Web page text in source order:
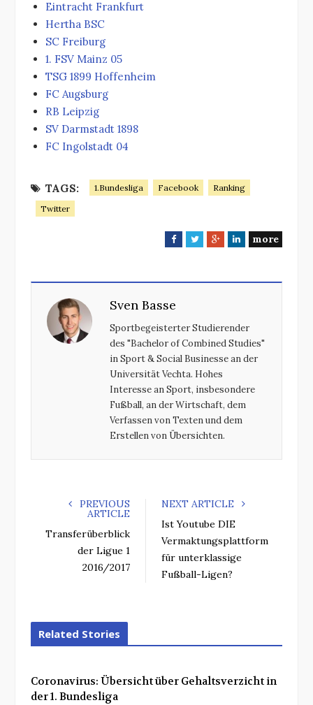
Eintracht Frankfurt
Hertha BSC
SC Freiburg
1. FSV Mainz 05
TSG 1899 Hoffenheim
FC Augsburg
RB Leipzig
SV Darmstadt 1898
FC Ingolstadt 04
TAGS: 1.Bundesliga Facebook
Ranking
Twitter
F
T
G
L
more
Sven Basse
Sportbegeisterter Studierender
des "Bachelor of Combined Studies"
in Sport & Social Businesse an der
Universität Vechta. Hohes
Interesse an Sport, insbesondere
Fußball, an der Wirtschaft, dem
Verfassen von Texten und dem
Erstellen von Übersichten.
PREVIOUS
ARTICLE
Transferüberblick
der Ligue 1
2016/2017
NEXT ARTICLE
Ist Youtube DIE
Vermaktungsplattform
für unterklassige
Fußball-Ligen?
Related Stories
Coronavirus: Übersicht über Gehaltsverzicht in
der 1. Bundesliga